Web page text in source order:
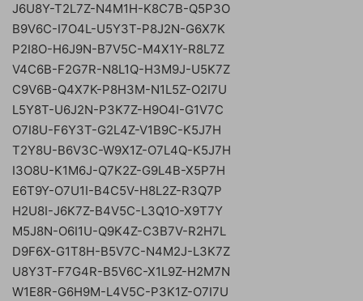
J6U8Y-T2L7Z-N4M1H-K8C7B-Q5P3O
B9V6C-I7O4L-U5Y3T-P8J2N-G6X7K
P2I8O-H6J9N-B7V5C-M4X1Y-R8L7Z
V4C6B-F2G7R-N8L1Q-H3M9J-U5K7Z
C9V6B-Q4X7K-P8H3M-N1L5Z-O2I7U
L5Y8T-U6J2N-P3K7Z-H9O4I-G1V7C
O7I8U-F6Y3T-G2L4Z-V1B9C-K5J7H
T2Y8U-B6V3C-W9X1Z-O7L4Q-K5J7H
I3O8U-K1M6J-Q7K2Z-G9L4B-X5P7H
E6T9Y-O7U1I-B4C5V-H8L2Z-R3Q7P
H2U8I-J6K7Z-B4V5C-L3Q1O-X9T7Y
M5J8N-O6I1U-Q9K4Z-C3B7V-R2H7L
D9F6X-G1T8H-B5V7C-N4M2J-L3K7Z
U8Y3T-F7G4R-B5V6C-X1L9Z-H2M7N
W1E8R-G6H9M-L4V5C-P3K1Z-O7I7U